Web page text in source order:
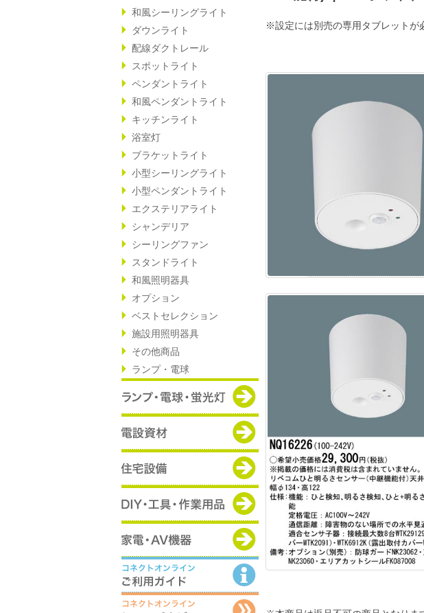
和風シーリングライト
ダウンライト
配線ダクトレール
スポットライト
ペンダントライト
和風ペンダントライト
キッチンライト
浴室灯
ブラケットライト
小型シーリングライト
小型ペンダントライト
エクステリアライト
シャンデリア
シーリングファン
スタンドライト
和風照明器具
オプション
ベストセレクション
施設用照明器具
その他商品
ランプ・電球
※設定には別売の専用タブレットが